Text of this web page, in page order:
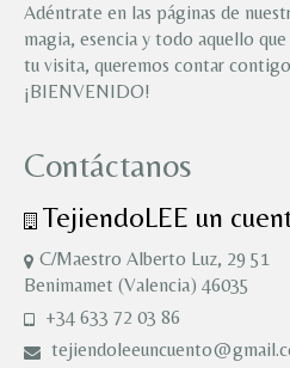
Adéntrate en las páginas de
magia, esencia y todo aquello
tu visita, queremos contar
¡BIENVENIDO!
Contáctanos
TejiendoLEE un
C/Maestro Alberto Luz, 29 51
Benimamet (Valencia) 46035
+34 633 72 03 86